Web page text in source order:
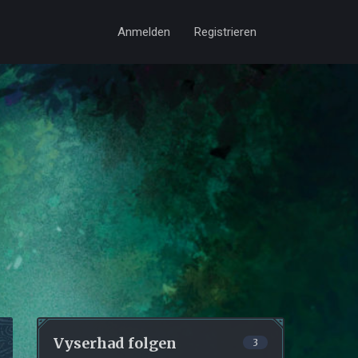
Anmelden Registrieren
Vyserhad folgen 3